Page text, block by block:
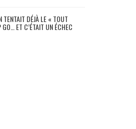
TENTAIT DÉJÀ LE « TOUT
ET C’ÉTAIT UN ÉCHEC